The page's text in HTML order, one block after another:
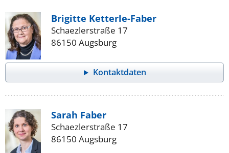
Brigitte Ketterle-Faber
Schaezlerstraße 17
86150 Augsburg
Kontaktdaten
Sarah Faber
Schaezlerstraße 17
86150 Augsburg